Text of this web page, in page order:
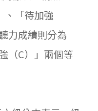
、「待加強
力成績則分為
（C）」兩個等